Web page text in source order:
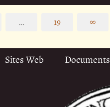
… 19 ∞
Sites Web Documents